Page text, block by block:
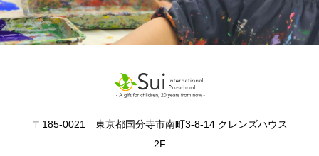
〒185-0021 東京都国分寺市南町3-8-14 クレンズハウス
2F